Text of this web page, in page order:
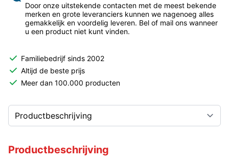
Door onze uitstekende contacten met de meest bekende
merken en grote leveranciers kunnen we nagenoeg alles
gemakkelijk en voordelig leveren. Bel of mail ons wanneer
u een product niet kunt vinden.
Familiebedrijf sinds 2002
Altijd de beste prijs
Meer dan 100.000 producten
Productbeschrijving